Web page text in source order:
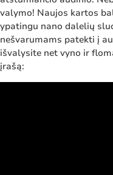
valymo! Naujos kartos
ypatingu nano dalelių
nešvarumams patekti į
išvalysite net vyno ir
įrašą: